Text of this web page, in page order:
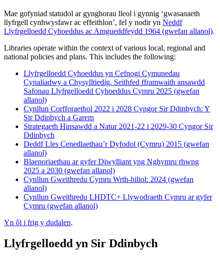
Mae gofyniad statudol ar gynghorau lleol i gynnig ‘gwasanaeth
llyfrgell cynhwysfawr ac effeithlon’, fel y nodir yn Neddf
Llyfrgelloedd Cyhoeddus ac Amgueddfeydd 1964 (gwefan allanol).
Libraries operate within the context of various local, regional and
national policies and plans. This includes the following:
Llyfrgelloedd Cyhoeddus yn Cefnogi Cymunedau
Cynaliadwy a Chysylltiedig. Seithfed fframwaith ansawdd
Safonau Llyfrgelloedd Cyhoeddus Cymru 2025 (gwefan
allanol)
Cynllun Corfforaethol 2022 i 2028 Cyngor Sir Ddinbych: Y
Sir Ddinbych a Garem
Strategaeth Hinsawdd a Natur 2021-22 i 2029-30 Cyngor Sir
Ddinbych
Deddf Lles Cenedlaethau’r Dyfodol (Cymru) 2015 (gwefan
allanol)
Blaenoriaethau ar gyfer Diwylliant yng Nghymru rhwng
2025 a 2030 (gwefan allanol)
Cynllun Gweithredu Cymru Wrth-hiliol: 2024 (gwefan
allanol)
Cynllun Gweithredu LHDTC+ Llywodraeth Cymru ar gyfer
Cymru (gwefan allanol)
Yn ôl i frig y dudalen.
Llyfrgelloedd yn Sir Ddinbych